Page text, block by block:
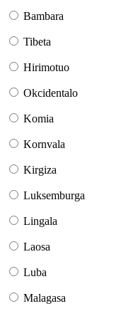
Bambara
Tibeta
Hirimotuo
Okcidentalo
Komia
Kornvala
Kirgiza
Luksemburga
Lingala
Laosa
Luba
Malagasa